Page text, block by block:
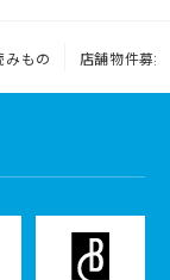
みもの 店舗物件募集